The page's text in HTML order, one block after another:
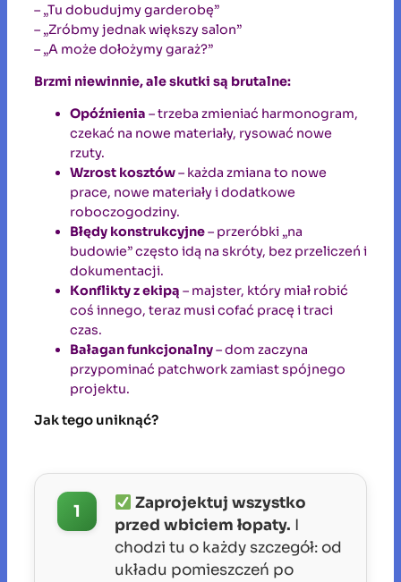
– „Tu dobudujmy garderobę”
– „Zróbmy jednak większy salon”
– „A może dołożymy garaż?”
Brzmi niewinnie, ale skutki są brutalne:
Opóźnienia – trzeba zmieniać harmonogram,
czekać na nowe materiały, rysować nowe
rzuty.
Wzrost kosztów– każda zmiana to nowe
prace, nowe materiały i dodatkowe
roboczogodziny.
Błędy konstrukcyjne– przeróbki „na
budowie” często idą na skróty, bez przeliczeń i
dokumentacji.
Konflikty z ekipą – majster, który miał robić
coś innego, teraz musi cofać pracę i traci
czas.
Bałagan funkcjonalny– dom zaczyna
przypominać patchwork zamiast spójnego
projektu.
Jak tego uniknąć?
1
Zaprojektuj wszystko
przed wbiciem łopaty. I
chodzi tu o każdy szczegół: od
układu pomieszczeń po